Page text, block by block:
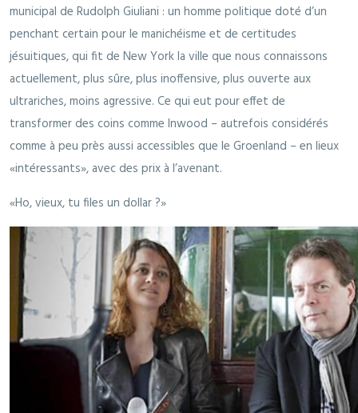
municipal de Rudolph Giuliani : un homme politique doté d’un
penchant certain pour le manichéisme et de certitudes
jésuitiques, qui fit de New York la ville que nous connaissons
actuellement, plus sûre, plus inoffensive, plus ouverte aux
ultrariches, moins agressive. Ce qui eut pour effet de
transformer des coins comme Inwood – autrefois considérés
comme à peu près aussi accessibles que le Groenland – en lieux
«intéressants», avec des prix à l’avenant.
«Ho, vieux, tu files un dollar ?»